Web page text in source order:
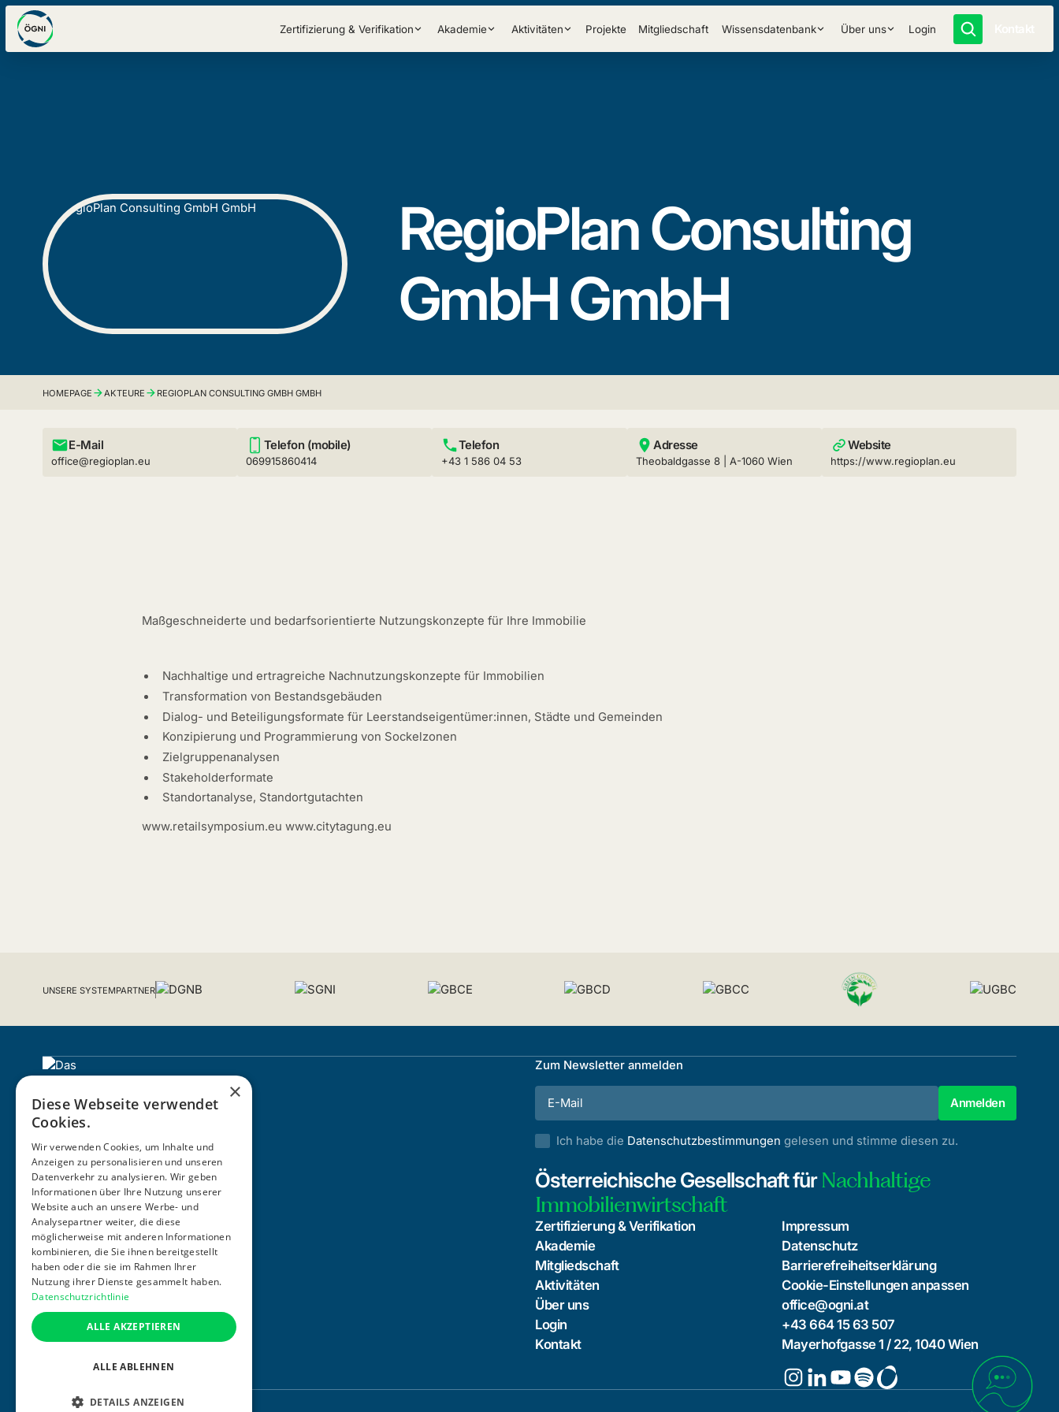
Zertifizierung & Verifikation Akademie Aktivitäten Projekte Mitgliedschaft Wissensdatenbank Über uns Login
RegioPlan Consulting
GmbH GmbH
HOMEPAGE AKTEURE REGIOPLAN CONSULTING GMBH GMBH
E-Mail
office@regioplan.eu
Telefon (mobile)
069915860414
Telefon
+43 1 586 04 53
Adresse
Theobaldgasse 8 | A-1060 Wien
Website
https://www.regioplan.eu
Maßgeschneiderte und bedarfsorientierte Nutzungskonzepte für Ihre Immobilie
Nachhaltige und ertragreiche Nachnutzungskonzepte für Immobilien
Transformation von Bestandsgebäuden
Dialog- und Beteiligungsformate für Leerstandseigentümer:innen, Städte und Gemeinden
Konzipierung und Programmierung von Sockelzonen
Zielgruppenanalysen
Stakeholderformate
Standortanalyse, Standortgutachten
www.retailsymposium.eu www.citytagung.eu
UNSERE SYSTEMPARTNER
ZERTIFIZIERUNG
Zum Newsletter anmelden
Ich habe die Datenschutzbestimmungen gelesen und stimme diesen zu.
Österreichische Gesellschaft fürNachhaltige
Immobilienwirtschaft
Zertifizierung & Verifikation
Akademie
Mitgliedschaft
Aktivitäten
Über uns
Login
Kontakt
Impressum
Datenschutz
Barrierefreiheitserklärung
Cookie-Einstellungen anpassen
office@ogni.at
+43 664 15 63 507
Mayerhofgasse 1 / 22, 1040 Wien
×
Diese Webseite verwendet
Cookies.
Wir verwenden Cookies, um Inhalte und
Anzeigen zu personalisieren und unseren
Datenverkehr zu analysieren. Wir geben
Informationen über Ihre Nutzung unserer
Website auch an unsere Werbe- und
Analysepartner weiter, die diese
möglicherweise mit anderen Informationen
kombinieren, die Sie ihnen bereitgestellt
haben oder die sie im Rahmen Ihrer
Nutzung ihrer Dienste gesammelt haben.
Datenschutzrichtlinie
ALLE AKZEPTIEREN
ALLE ABLEHNEN
DETAILS ANZEIGEN